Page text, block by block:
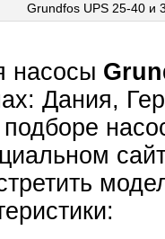
Grundfos UPS 25-40 и
насосы
Дания,